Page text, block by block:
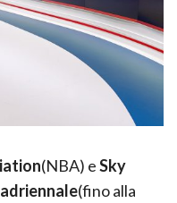
(NBA) eSky
(fino alla